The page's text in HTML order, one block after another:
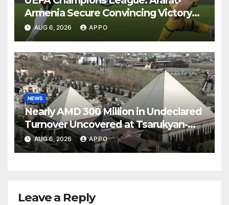
Armenia Secure Convincing Victory
Over Shamrock Rovers 2-0
AUG 6, 2026 APPO
NEWS
Nearly AMD 300 Million in Undeclared
Turnover Uncovered at Tsarukyan-
Owned Entertainment Center
AUG 6, 2026 APPO
Leave a Reply